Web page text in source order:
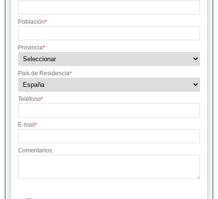
Población*
Provincia*
País de Residencia*
Teléfono*
E-mail *
Comentarios: